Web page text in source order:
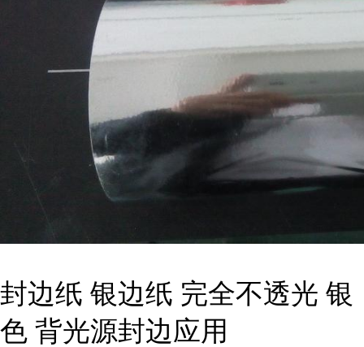
封边纸 银边纸 完全不透光 银
色 背光源封边应用